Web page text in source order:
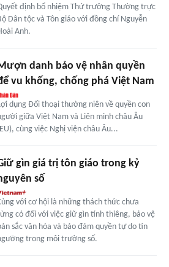
định bổ nhiệm Thứ trưởng Thường trực
Dân tộc và Tôn giáo với đồng chí Nguyễn
Anh.
danh bảo vệ nhân quyền
vu khống, chống phá Việt Nam
dụng Đối thoại thường niên về quyền con
giữa Việt Nam và Liên minh châu Âu
cùng việc Nghị viện châu Âu...
gìn giá trị tôn giáo trong kỷ
số
với cơ hội là những thách thức chưa
có đối với việc giữ gìn tính thiêng, bảo vệ
sắc văn hóa và bảo đảm quyền tự do tín
trong môi trường số.